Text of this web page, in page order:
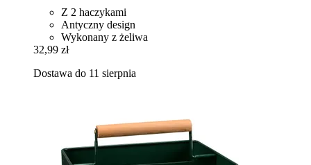
Z 2 haczykami
Antyczny design
Wykonany z żeliwa
32,99 zł
Dostawa do 11 sierpnia